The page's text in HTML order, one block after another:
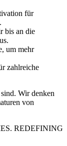
für
bis an die
um mehr
zahlreiche
Wir denken
von
REDEFINING